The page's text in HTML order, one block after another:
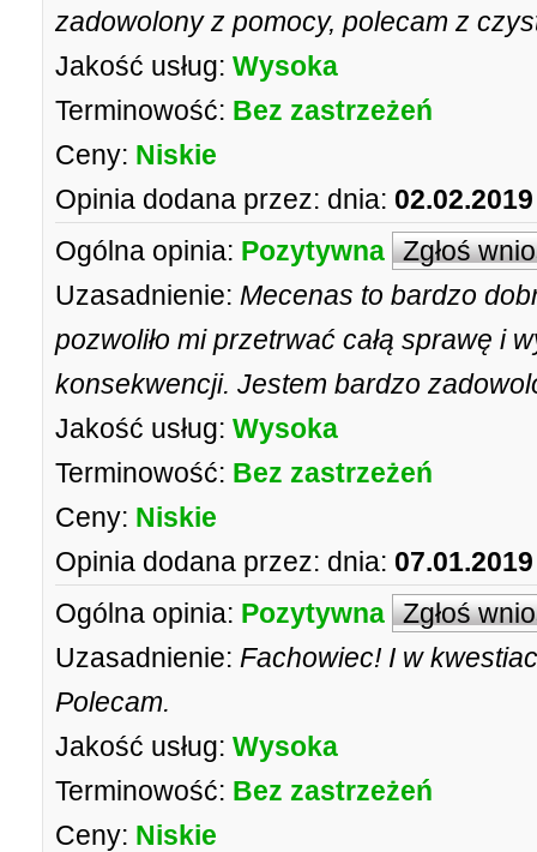
zadowolony z pomocy, polecam z
Jakość usług: Wysoka
Terminowość: Bez zastrzeżeń
Ceny: Niskie
Opinia dodana przez: dnia:
Ogólna opinia: Pozytywna Zgłoś
Uzasadnienie: Mecenas to bardzo
pozwoliło mi przetrwać całą sprawę i
konsekwencji. Jestem bardzo
Jakość usług: Wysoka
Terminowość: Bez zastrzeżeń
Ceny: Niskie
Opinia dodana przez: dnia:
Ogólna opinia: Pozytywna Zgłoś
Uzasadnienie: Fachowiec! I w
Polecam.
Jakość usług: Wysoka
Terminowość: Bez zastrzeżeń
Ceny: Niskie